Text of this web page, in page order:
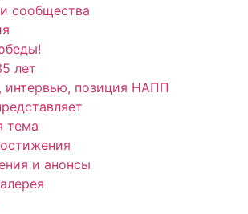
сообщества
лет
интервью, позиция НАПП
тема
и анонсы